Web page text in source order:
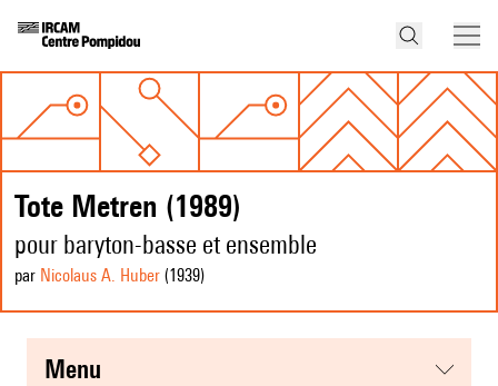
Tote Metren (1989)
pour baryton-basse et ensemble
par Nicolaus A. Huber (1939)
menu